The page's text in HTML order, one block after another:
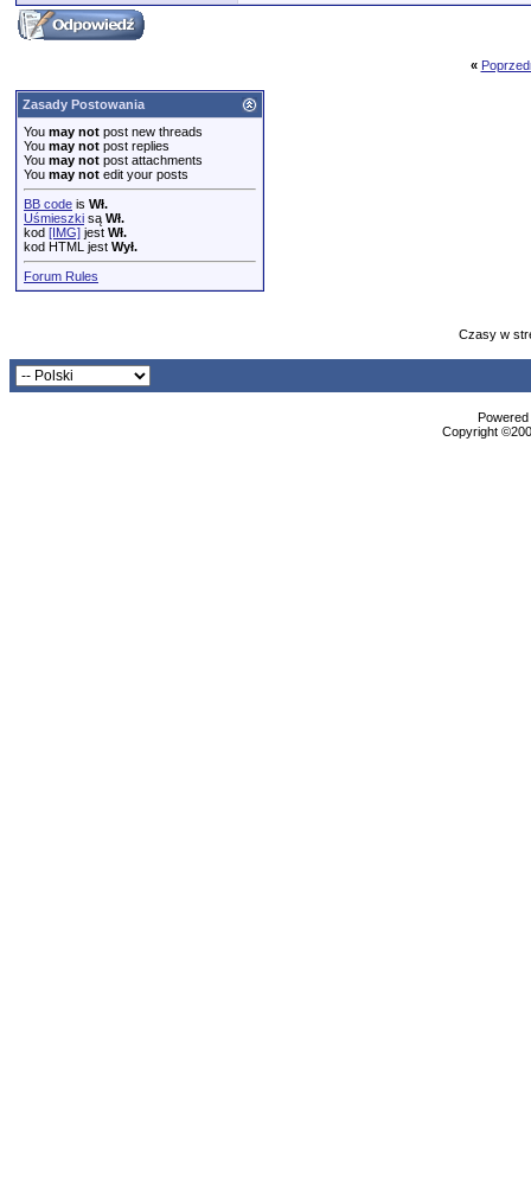
«
Zasady Postowania
You may not post new threads
You may not post replies
You may not post attachments
You may not edit your posts
BB code is Wł.
Uśmieszki są Wł.
kod [IMG] jest Wł.
kod HTML jest Wył.
Forum Rules
Czasy w
Copyright